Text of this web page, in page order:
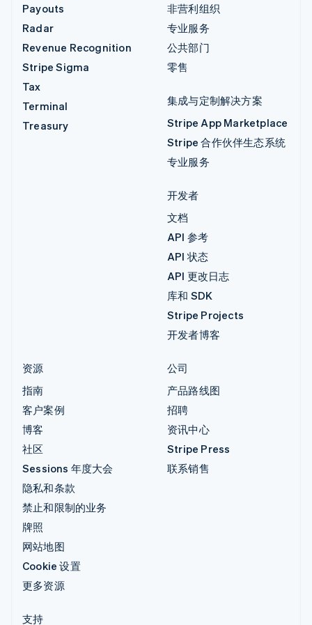
Payouts
Radar
Revenue Recognition
Stripe Sigma
Tax
Terminal
Treasury
非营利组织
专业服务
公共部门
零售
集成与定制解决方案
Stripe App Marketplace
Stripe 合作伙伴生态系统
专业服务
开发者
文档
API 参考
API 状态
API 更改日志
库和 SDK
Stripe Projects
开发者博客
资源
指南
客户案例
博客
社区
Sessions 年度大会
隐私和条款
禁止和限制的业务
牌照
网站地图
Cookie 设置
更多资源
公司
产品路线图
招聘
资讯中心
Stripe Press
联系销售
支持